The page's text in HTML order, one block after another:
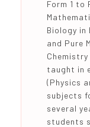
Form 1 to
Biology in
and Pure
taught in
(Physics
subjects
several
students